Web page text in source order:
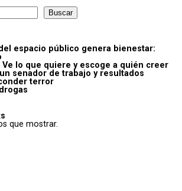
Buscar
espacio público genera bienestar:
Ve lo que quiere y escoge a quién creer
senador de trabajo y resultados
terror
que mostrar.